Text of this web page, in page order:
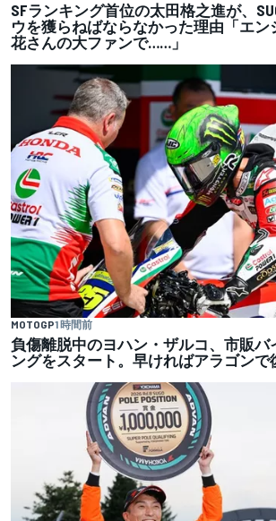
SFランキング首位の太田格之進が、
ウを獲らねばならなかった理由「エン
花さんの大ファンで……」
MOTOGP1 時間前
負傷離脱中のヨハン・ザルコ、市販バ
ングをスタート。早ければアラゴンで